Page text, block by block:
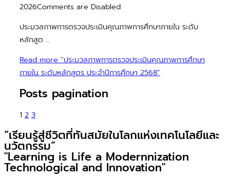
2026Comments are Disabled
ประมวลภาพการตรวจประเมินคุณภาพการศึกษาภายใน ระดับ
หลักสูต …
Read more “ประมวลภาพการตรวจประเมินคุณภาพการศึกษา
ภายใน ระดับหลักสูตร ประจำปีการศึกษา 2568”
Posts pagination
1 2 3
“เรียนรู้สู่ชีวิตที่ทันสมัยในโลกแห่งเทคโนโลยีและ
นวัตกรรม”
"Learning is Life a Modernnization
Technological and Innovation"